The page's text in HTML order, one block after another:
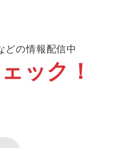
どの情報配信中
ック！